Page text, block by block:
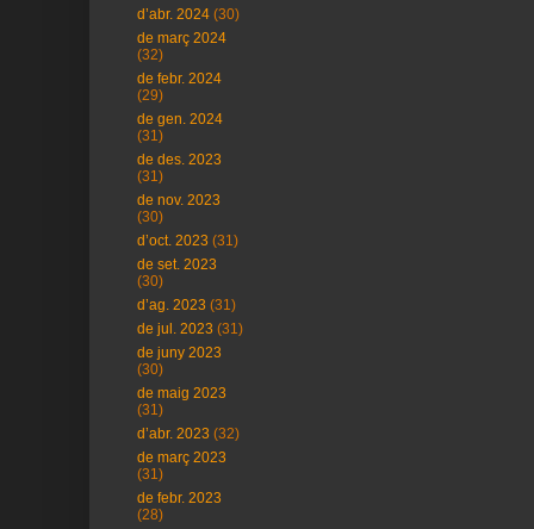
d’abr. 2024 (30)
de març 2024
(32)
de febr. 2024
(29)
de gen. 2024
(31)
de des. 2023
(31)
de nov. 2023
(30)
d’oct. 2023 (31)
de set. 2023
(30)
d’ag. 2023 (31)
de jul. 2023 (31)
de juny 2023
(30)
de maig 2023
(31)
d’abr. 2023 (32)
de març 2023
(31)
de febr. 2023
(28)